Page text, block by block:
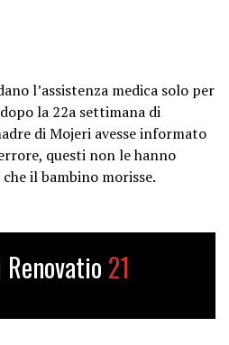
l’assistenza medica solo per
la 22a settimana di
di Mojeri avesse informato
questi non le hanno
il bambino morisse.
21